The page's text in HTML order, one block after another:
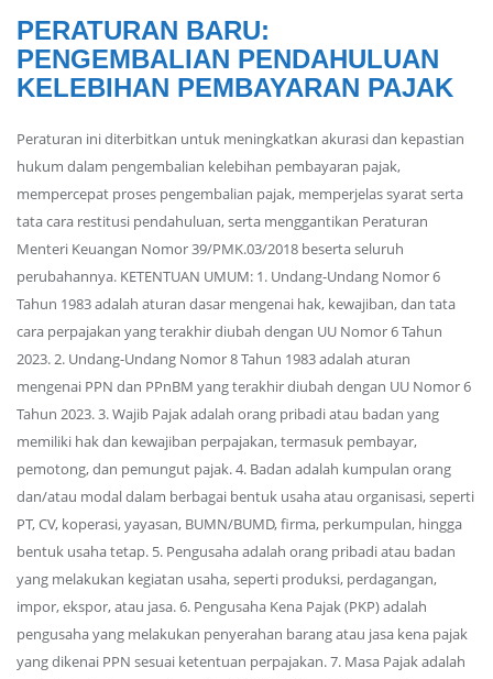
PERATURAN BARU:
PENGEMBALIAN PENDAHULUAN
KELEBIHAN PEMBAYARAN PAJAK
Peraturan ini diterbitkan untuk meningkatkan akurasi dan kepastian
hukum dalam pengembalian kelebihan pembayaran pajak,
mempercepat proses pengembalian pajak, memperjelas syarat serta
tata cara restitusi pendahuluan, serta menggantikan Peraturan
Menteri Keuangan Nomor 39/PMK.03/2018 beserta seluruh
perubahannya. KETENTUAN UMUM: 1. Undang-Undang Nomor 6
Tahun 1983 adalah aturan dasar mengenai hak, kewajiban, dan tata
cara perpajakan yang terakhir diubah dengan UU Nomor 6 Tahun
2023. 2. Undang-Undang Nomor 8 Tahun 1983 adalah aturan
mengenai PPN dan PPnBM yang terakhir diubah dengan UU Nomor 6
Tahun 2023. 3. Wajib Pajak adalah orang pribadi atau badan yang
memiliki hak dan kewajiban perpajakan, termasuk pembayar,
pemotong, dan pemungut pajak. 4. Badan adalah kumpulan orang
dan/atau modal dalam berbagai bentuk usaha atau organisasi, seperti
PT, CV, koperasi, yayasan, BUMN/BUMD, firma, perkumpulan, hingga
bentuk usaha tetap. 5. Pengusaha adalah orang pribadi atau badan
yang melakukan kegiatan usaha, seperti produksi, perdagangan,
impor, ekspor, atau jasa. 6. Pengusaha Kena Pajak (PKP) adalah
pengusaha yang melakukan penyerahan barang atau jasa kena pajak
yang dikenai PPN sesuai ketentuan perpajakan. 7. Masa Pajak adalah